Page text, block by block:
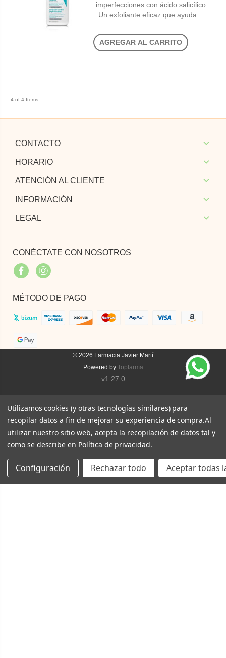
imperfecciones con ácido salicílico.
Un exfoliante eficaz que ayuda …
AGREGAR AL CARRITO
4 of 4 Items
CONTACTO
HORARIO
ATENCIÓN AL CLIENTE
INFORMACIÓN
LEGAL
CONÉCTATE CON NOSOTROS
FacebookInstagram
MÉTODO DE PAGO
© 2026 Farmacia Javier Martí
Powered by Topfarma
v1.27.0
Utilizamos cookies (y otras tecnologías similares) para
recopilar datos a fin de mejorar su experiencia de compra.Al
utilizar nuestro sitio web, acepta la recopilación de datos tal y
como se describe en Política de privacidad.
Configuración Rechazar todo Aceptar todas